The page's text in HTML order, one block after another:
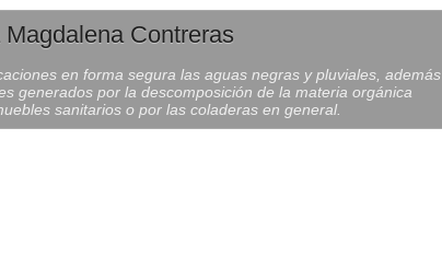
Contreras
en forma segura las aguas negras y pluviales, además
generados por la descomposición de la materia orgánica
sanitarios o por las coladeras en general.